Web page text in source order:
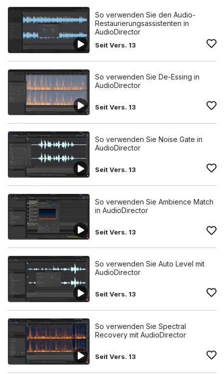
So verwenden Sie den Audio-
Restaurierungsassistenten in
AudioDirector
Seit Vers. 13
So verwenden Sie De-Essing in
AudioDirector
Seit Vers. 13
So verwenden Sie Noise Gate in
AudioDirector
Seit Vers. 13
So verwenden Sie Ambience Match
in AudioDirector
Seit Vers. 13
So verwenden Sie Auto Level mit
AudioDirector
Seit Vers. 13
So verwenden Sie Spectral
Recovery mit AudioDirector
Seit Vers. 13